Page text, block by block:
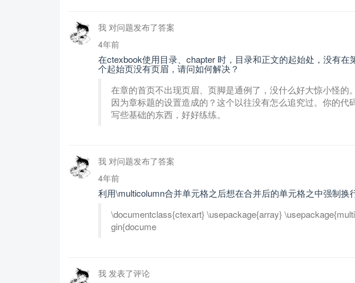
我 对问题发布了答案
4年前
在ctexbook使用目录、chapter 时，目录和正文的起始处，没有
个起始页没有页眉，请问如何解决？
在章的首页不出现页眉、页脚是通例了，没什么好大惊小怪的
因为章标题的设置造成的？这个以往没有怎么追究过。你
写些基础的东西，好好练练。
我 对问题发布了答案
4年前
利用\multicolumn合并单元格之后想在合并后的单元格之中强制换
\documentclass{ctexart} \usepackage{array}
gin{docume
我 发表了评论